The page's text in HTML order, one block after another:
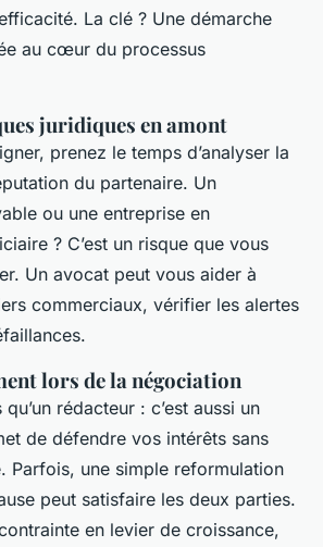
La clé ? Une démarche
au cœur du processus
juridiques en amont
prenez le temps d’analyser la
du partenaire. Un
ou une entreprise en
? C’est un risque que vous
Un avocat peut vous aider à
commerciaux, vérifier les alertes
lors de la négociation
qu’un rédacteur : c’est aussi un
de défendre vos intérêts sans
Parfois, une simple reformulation
peut satisfaire les deux parties.
en levier de croissance,